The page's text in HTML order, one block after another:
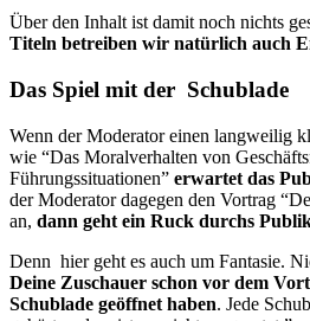
Über den Inhalt ist damit noch nichts
Titeln betreiben wir natürlich auch
Das Spiel mit der Schublade
Wenn der Moderator einen langweilig
wie “Das Moralverhalten von
Führungssituationen” erwartet das
der Moderator dagegen den Vortrag
an, dann geht ein Ruck durchs
Denn hier geht es auch um Fantasie.
Deine Zuschauer schon vor dem
Schublade geöffnet haben. Jede